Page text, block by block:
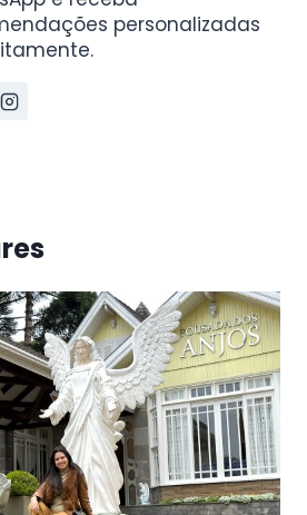
personalizadas